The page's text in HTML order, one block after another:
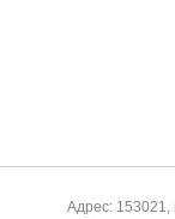
Адрес: 153021,